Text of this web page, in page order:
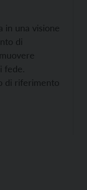
in una visione
di
fede.
di riferimento